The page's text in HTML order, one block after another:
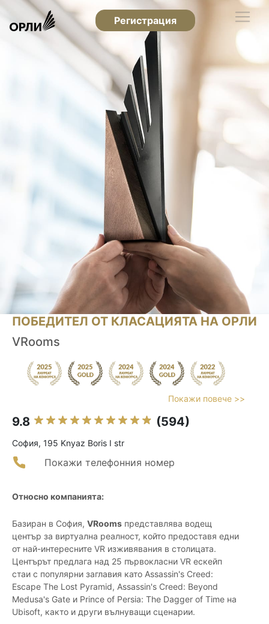
Регистрация
ПОБЕДИТЕЛ ОТ КЛАСАЦИЯТА НА ОРЛИ
VRooms
Покажи повече >>
9.8 (594)
София, 195 Knyaz Boris I str
Покажи телефонния номер
Относно компанията:
Базиран в София, VRooms представлява водещ
център за виртуална реалност, който предоставя едни
от най-интересните VR изживявания в столицата.
Центърът предлага над 25 първокласни VR ескейп
стаи с популярни заглавия като Assassin's Creed:
Escape The Lost Pyramid, Assassin's Creed: Beyond
Medusa's Gate и Prince of Persia: The Dagger of Time на
Ubisoft, както и други вълнуващи сценарии.